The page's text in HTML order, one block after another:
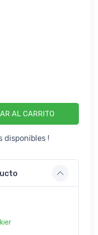
AL CARRITO
disponibles !